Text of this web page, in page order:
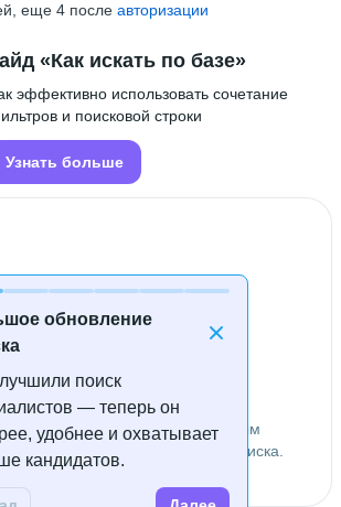
еще 4 после авторизации
обновление
поиск
— теперь он
удобнее и охватывает
кандидатов.
«Как искать по базе»
эффективно использовать сочетание
и поисковой строки
Узнать больше
не найдены
найти специалистов по заданным
изменить условия поиска.